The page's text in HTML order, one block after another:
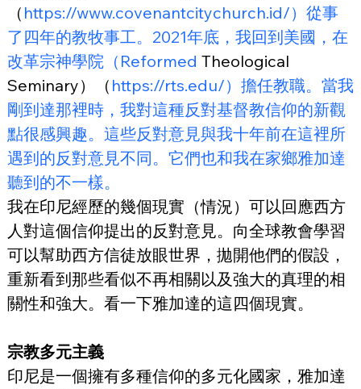
（ https://www.covenantcitychurch.id/）從事
了四年的教牧事工。2021年底，我回到美國，在
改革宗神學院（Reformed Theological
Seminary）（ https://rts.edu/）擔任教職。當我
剛到達那裡時，我對這種反對基督教信仰的新觀
點很感興趣。這些反對意見與我十年前在這裡所
遇到的反對意見不同。它們也和我在家鄉雅加達
聽到的不一樣。
我在印尼經歷的幾個現實（情況）可以回應西方
人對這個信仰提出的反對意見。向全球教會學習
可以幫助西方信徒放眼世界，拋開他們的假設，
重新看到那些看似不再相關以及強大的真理的相
關性和強大。看一下雅加達的這四個現實。
宗教多元主義
印尼是一個擁有多種信仰的多元化國家，雅加達